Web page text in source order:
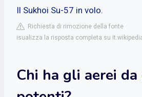
Il Sukhoi Su-57 in volo.
Richiesta di rimozione della fonte
isualizza la risposta completa su
Chi ha gli aerei